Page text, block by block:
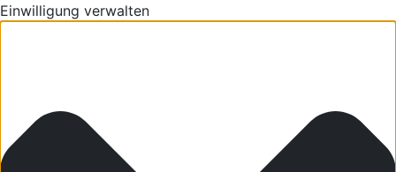
Einwilligung verwalten